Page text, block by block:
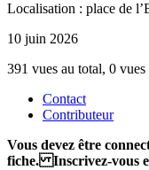
Localisation : place de
10 juin 2026
391 vues au total, 0
Contact
Contributeur
Vous devez être
fiche. Inscrivez-vous